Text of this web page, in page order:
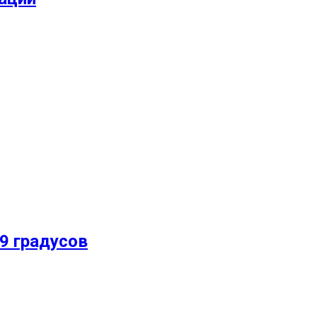
градусов